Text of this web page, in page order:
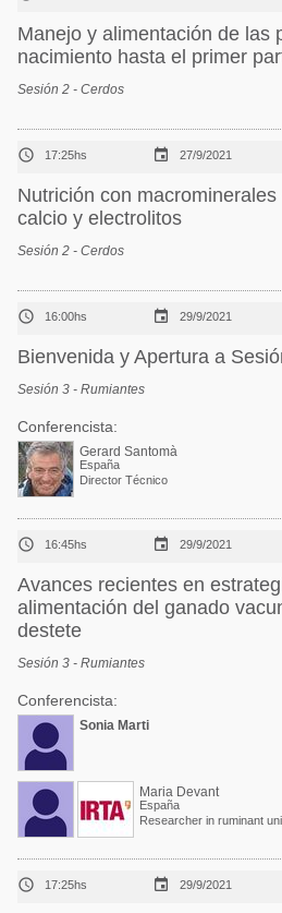
Manejo y alimentación de las
nacimiento hasta el primer
Sesión 2 - Cerdos
 17:25hs  27/9/2021
Nutrición con
calcio y electrolitos
Sesión 2 - Cerdos
 16:00hs  29/9/2021
Bienvenida y Apertura a
Sesión 3 - Rumiantes
Conferencista:
Gerard Santomà
España
Director Técnico
 16:45hs  29/9/2021
Avances recientes en
alimentación del ganado
destete
Sesión 3 - Rumiantes
Conferencista:
Sonia Marti
Maria Devant
España
Researcher in ruminant
 17:25hs  29/9/2021